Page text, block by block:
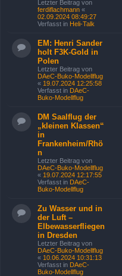
Letzter Beitrag von
ferdiflachmann «
02.09.2024 08:49:27
Verfasst in Heli-Talk
EM: Henri Sander
holt F3K-Gold in
Polen
Letzter Beitrag von
DAeC-Buko-Modellflug
« 19.07.2024 12:25:58
Verfasst in DAeC-
Buko-Modellflug
DM Saalflug der
„kleinen Klassen“
in
Frankenheim/Rhö
n
Letzter Beitrag von
DAeC-Buko-Modellflug
« 19.07.2024 12:17:55
Verfasst in DAeC-
Buko-Modellflug
Zu Wasser und in
der Luft –
Elbewasserfliegen
in Dresden
Letzter Beitrag von
DAeC-Buko-Modellflug
« 10.06.2024 10:31:13
Verfasst in DAeC-
Buko-Modellflug